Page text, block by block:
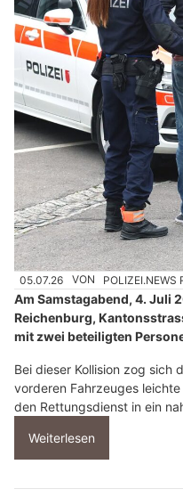
05.07.26 VON POLIZEI.NEWS
Am Samstagabend, 4. Juli
Reichenburg,
mit zwei beteiligten
Bei dieser Kollision zog sich
vorderen Fahrzeuges
den Rettungsdienst in ein
Weiterlesen